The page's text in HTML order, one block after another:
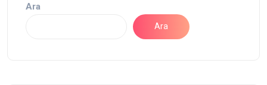
Ara
Ara